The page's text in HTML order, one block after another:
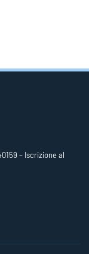
– Iscrizione al